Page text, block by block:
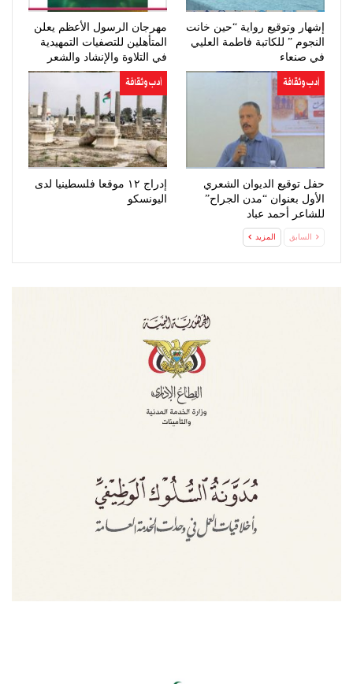
إشهار وتوقيع رواية “حين خانت
النجوم ” للكاتبة فاطمة العليي
في صنعاء
مهرجان الرسول الأعظم يعلن
المتأهلين للتصفيات التمهيدية
في التلاوة والإنشاد والشعر
أدب وثقافة
حفل توقيع الديوان الشعري
الأول بعنوان “مدن الجراح”
للشاعر أحمد عباد
أدب وثقافة
إدراج ١٢ موقعا فلسطينيا لدى
اليونسكو
السابق المزيد